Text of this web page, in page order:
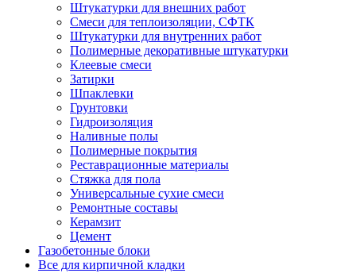
Штукатурки для внешних работ
Смеси для теплоизоляции, СФТК
Штукатурки для внутренних работ
Полимерные декоративные штукатурки
Клеевые смеси
Затирки
Шпаклевки
Грунтовки
Гидроизоляция
Наливные полы
Полимерные покрытия
Реставрационные материалы
Стяжка для пола
Универсальные сухие смеси
Ремонтные составы
Керамзит
Цемент
Газобетонные блоки
Все для кирпичной кладки